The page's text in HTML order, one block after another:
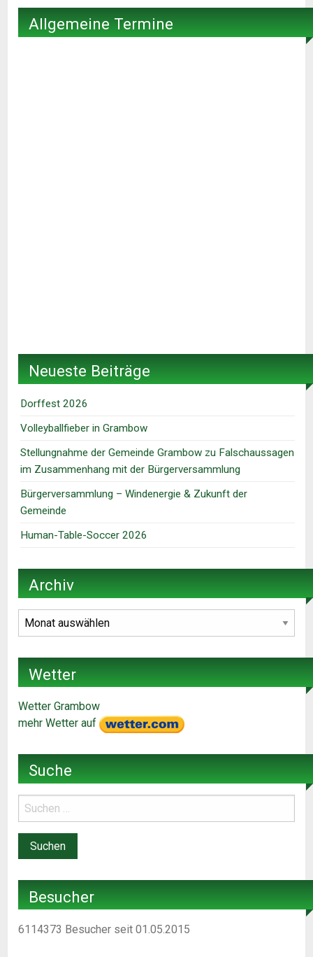
Allgemeine Termine
Neueste Beiträge
Dorffest 2026
Volleyballfieber in Grambow
Stellungnahme der Gemeinde Grambow zu Falschaussagen
im Zusammenhang mit der Bürgerversammlung
Bürgerversammlung – Windenergie & Zukunft der
Gemeinde
Human-Table-Soccer 2026
Archiv
Archiv
Wetter
Wetter Grambow
mehr Wetter auf
Suche
Besucher
6114373 Besucher seit 01.05.2015